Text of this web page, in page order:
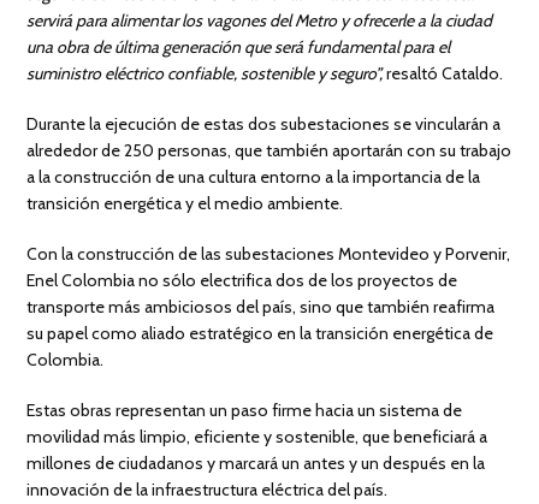
servirá para alimentar los vagones del Metro y ofrecerle a la ciudad
una obra de última generación que será fundamental para el
suministro eléctrico confiable, sostenible y seguro”,resaltó Cataldo.
Durante la ejecución de estas dos subestaciones se vincularán a
alrededor de 250 personas, que también aportarán con su trabajo
a la construcción de una cultura entorno a la importancia de la
transición energética y el medio ambiente.
Con la construcción de las subestaciones Montevideo y Porvenir,
Enel Colombia no sólo electrifica dos de los proyectos de
transporte más ambiciosos del país, sino que también reafirma
su papel como aliado estratégico en la transición energética de
Colombia.
Estas obras representan un paso firme hacia un sistema de
movilidad más limpio, eficiente y sostenible, que beneficiará a
millones de ciudadanos y marcará un antes y un después en la
innovación de la infraestructura eléctrica del país.